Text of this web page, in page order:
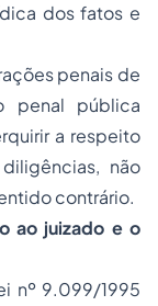
dos fatos e
penais de
penal pública
a respeito
não
contrário.
ao juizado e o
nº 9.099/1995